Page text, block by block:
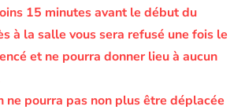
15 minutes avant le début du
à la salle vous sera refusé une fois le
et ne pourra donner lieu à aucun
ne pourra pas non plus être déplacée